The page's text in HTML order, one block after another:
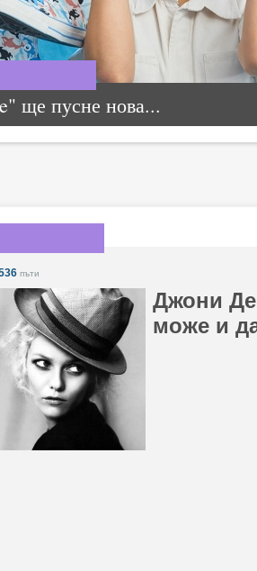
ще пусне нова...
пъти
Джони
може и